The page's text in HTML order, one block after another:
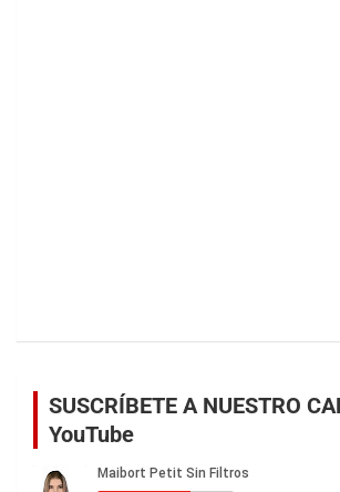
SUSCRÍBETE A NUESTRO
YouTube